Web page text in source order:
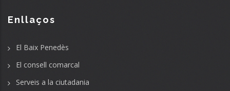
Enllaços
El Baix Penedès
El consell comarcal
Serveis a la ciutadania